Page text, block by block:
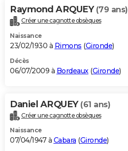
Raymond ARQUEY (79 ans)
Créer une cagnotte obsèques
Naissance
23/02/1930 à Rimons (Gironde)
Décès
06/07/2009 à Bordeaux (Gironde)
Daniel ARQUEY (61 ans)
Créer une cagnotte obsèques
Naissance
07/04/1947 à Cabara (Gironde)